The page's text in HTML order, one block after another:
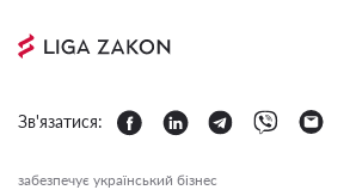
Зв'язатися:
забезпечує український бізнес